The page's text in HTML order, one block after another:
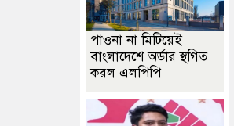
পাওনা না মিটিয়েই
বাংলাদেশে অর্ডার স্থগিত
করল এলপিপি